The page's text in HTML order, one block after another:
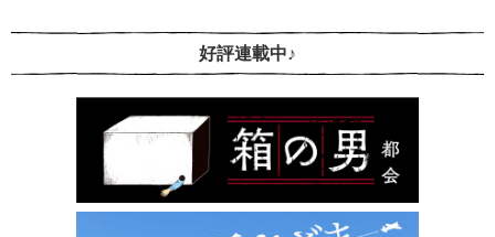
好評連載中♪